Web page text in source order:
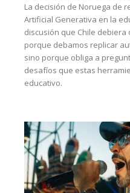
La decisión de Noruega de
Artificial Generativa en la
discusión que Chile debiera
porque debamos replicar
sino porque obliga a
desafíos que estas
educativo.